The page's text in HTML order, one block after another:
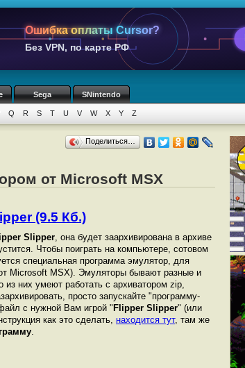
Ошибка оплаты Cursor?
Без VPN, по карте РФ
Sega SNintendo
Q R S T U V W X Y Z
Поделиться…
от Microsoft MSX
(9.5 Кб.)
Slipper, она будет заархивирована в архиве
Чтобы поиграть на компьютере, сотовом
специальная программа эмулятор, для
Microsoft MSX). Эмуляторы бывают разные и
них умеют работать с архиватором zip,
просто запускайте "программу-
с нужной Вам игрой " Flipper Slipper" (или
как это сделать, находится тут, там же
.